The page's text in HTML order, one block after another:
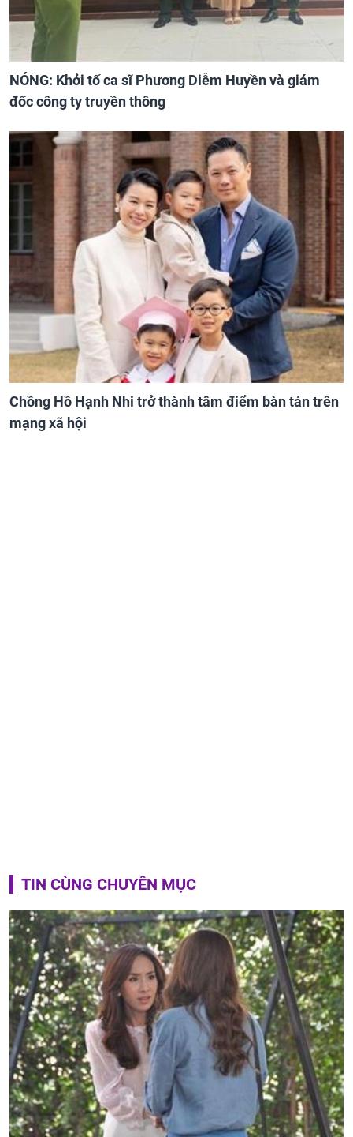
NÓNG: Khởi tố ca sĩ Phương Diễm Huyền và giám
đốc công ty truyền thông
Chồng Hồ Hạnh Nhi trở thành tâm điểm bàn tán trên
mạng xã hội
TIN CÙNG CHUYÊN MỤC